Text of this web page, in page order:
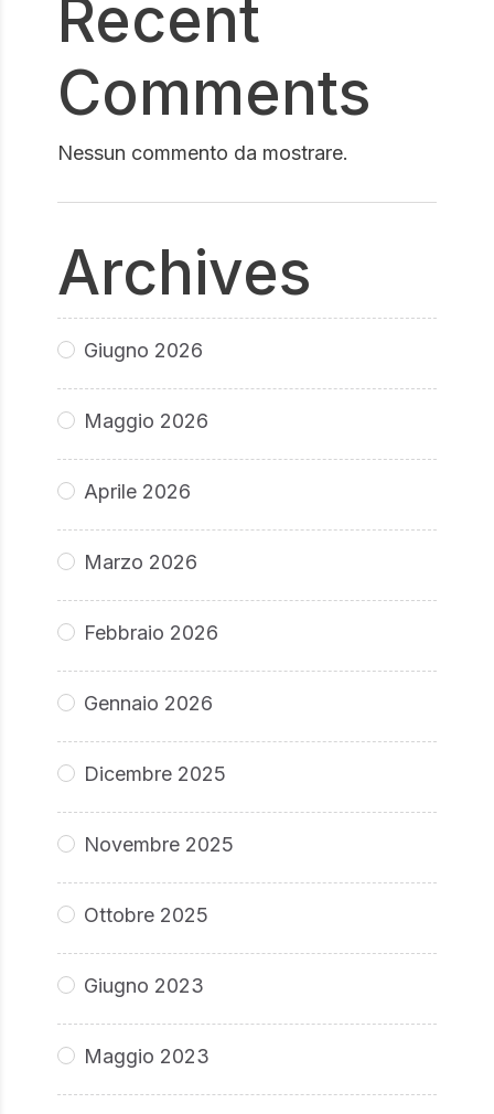
Recent
Comments
Nessun commento da mostrare.
Archives
Giugno 2026
Maggio 2026
Aprile 2026
Marzo 2026
Febbraio 2026
Gennaio 2026
Dicembre 2025
Novembre 2025
Ottobre 2025
Giugno 2023
Maggio 2023